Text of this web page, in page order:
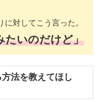
対してこう言った。
いのだけど」
方法を教えてほし